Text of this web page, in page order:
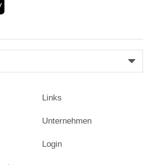
Links
Unternehmen
Login